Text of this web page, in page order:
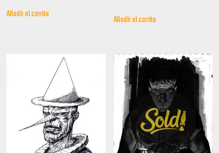
Añadir al carrito Añadir al carrito